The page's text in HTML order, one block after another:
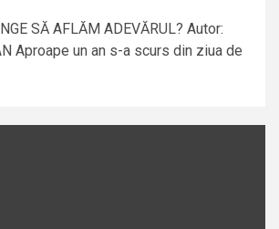
SĂ AFLĂM ADEVĂRUL? Autor:
Aproape un an s-a scurs din ziua de